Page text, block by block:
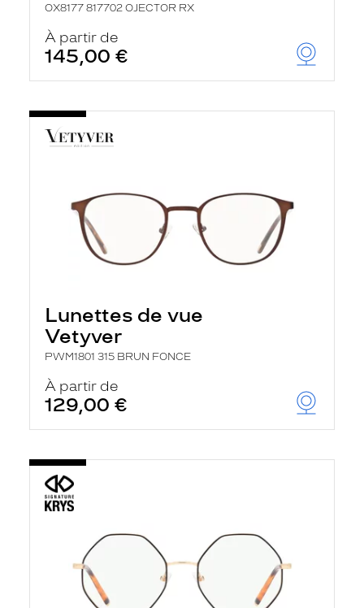
OX8177 817702 OJECTOR RX
À partir de
145,00 €
Lunettes de vue
Vetyver
PWM1801 315 BRUN FONCE
À partir de
129,00 €